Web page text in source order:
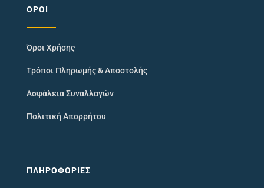
ΌΡΟΙ
Όροι Χρήσης
Τρόποι Πληρωμής & Αποστολής
Ασφάλεια Συναλλαγών
Πολιτική Απορρήτου
ΠΛΗΡΟΦΟΡΊΕΣ